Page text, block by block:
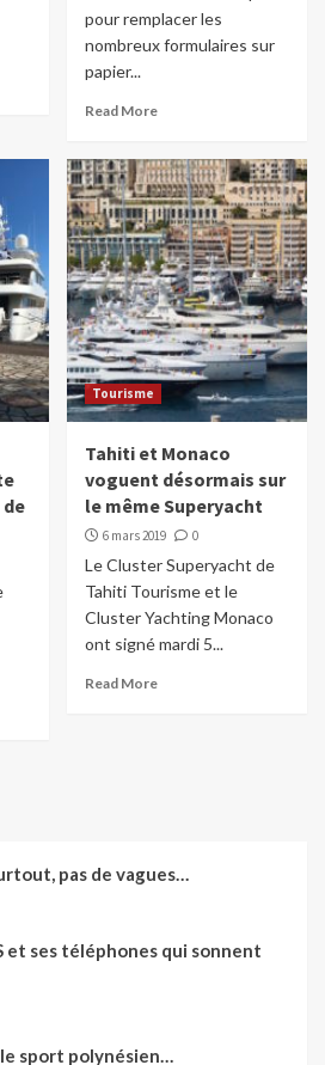
pour remplacer les
nombreux formulaires sur
papier...
Read More
Tourisme
Tahiti et Monaco
voguent désormais sur
le même Superyacht
6 mars 2019 0
Le Cluster Superyacht de
Tahiti Tourisme et le
Cluster Yachting Monaco
ont signé mardi 5...
Read More
pas de vagues…
et ses téléphones qui sonnent
sport polynésien…